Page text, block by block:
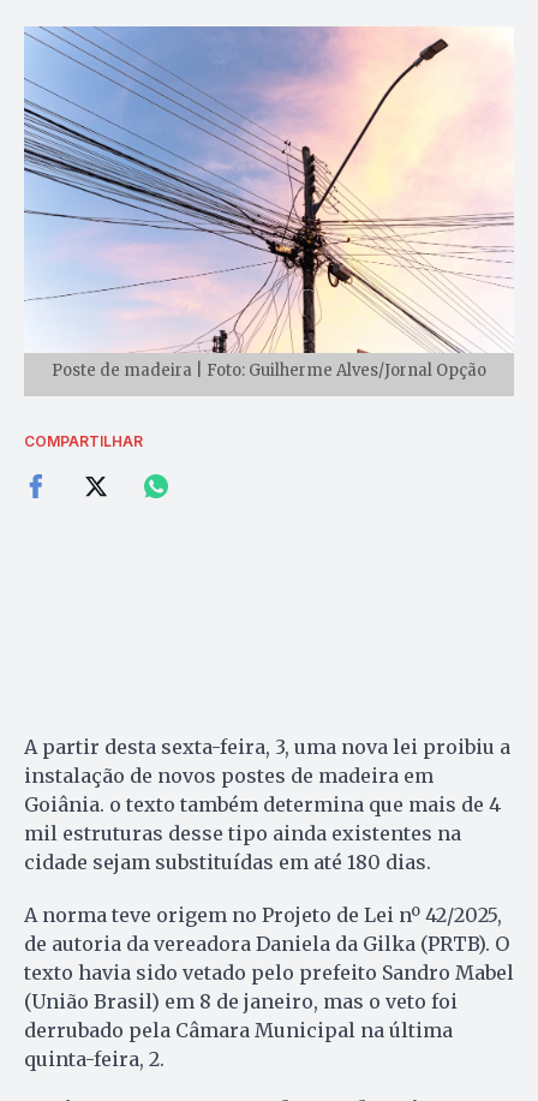
Poste de madeira | Foto: Guilherme Alves/Jornal Opção
COMPARTILHAR
A partir desta sexta-feira, 3, uma nova lei proibiu a
instalação de novos postes de madeira em
Goiânia. o texto também determina que mais de 4
mil estruturas desse tipo ainda existentes na
cidade sejam substituídas em até 180 dias.
A norma teve origem no Projeto de Lei nº 42/2025,
de autoria da vereadora Daniela da Gilka (PRTB). O
texto havia sido vetado pelo prefeito Sandro Mabel
(União Brasil) em 8 de janeiro, mas o veto foi
derrubado pela Câmara Municipal na última
quinta-feira, 2.